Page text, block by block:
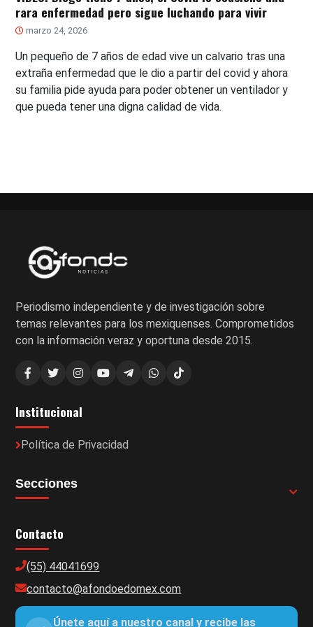
rara enfermedad pero sigue luchando para vivir
marzo 24, 2026
Un pequeño de 7 años de edad vive un calvario tras una
extraña enfermedad que le dio a partir del covid y ahora
su familia pide ayuda para poder obtener un ventilador y
que pueda tener una digna calidad de vida.
Periodismo independiente y de investigación sobre
temas relevantes para los mexiquenses. Comprometidos
con la información veraz y oportuna desde 2015.
Institucional
Política de Privacidad
Secciones
Contacto
(55) 44041699
contacto@afondoedomex.com
Únete aquí a nuestro canal y recibe las